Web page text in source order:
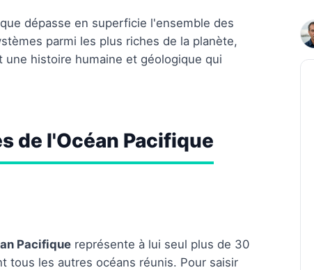
dépasse en superficie l'ensemble des
parmi les plus riches de la planète,
histoire humaine et géologique qui
de l'Océan Pacifique
Pacifique représente à lui seul plus de 30
tous les autres océans réunis. Pour saisir